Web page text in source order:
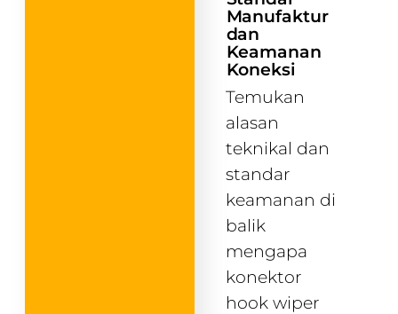
Manufaktur
dan
Keamanan
Koneksi
Temukan
alasan
teknikal dan
standar
keamanan di
balik
mengapa
konektor
hook wiper